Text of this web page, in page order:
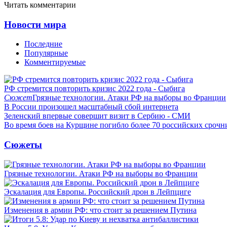
Читать комментарии
Новости мира
Последние
Популярные
Комментируемые
РФ стремится повторить кризис 2022 года - Сыбига
СюжетГрязные технологии. Атаки РФ на выборы во Франции
В России произошел масштабный сбой интернета
Зеленский впервые совершит визит в Сербию - СМИ
Во время боев на Курщине погибло более 70 российских
Сюжеты
Грязные технологии. Атаки РФ на выборы во Франции
Эскалация для Европы. Российский дрон в Лейпциге
Изменения в армии РФ: что стоит за решением Путина